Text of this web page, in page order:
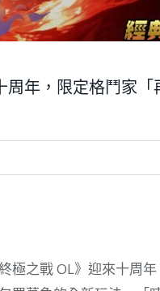
周年，限定格鬥家「
極之戰 OL》迎來十周